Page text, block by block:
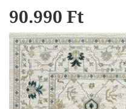
90.990 Ft